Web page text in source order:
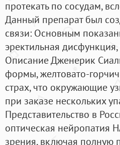
протекать по сосудам,
Данный препарат был
связи: Основным
эректильная
Описание Дженерик
формы, желтовато-
страх, что окружающие
при заказе нескольких
Представительство в
оптическая нейропатия
зрения, включая полную